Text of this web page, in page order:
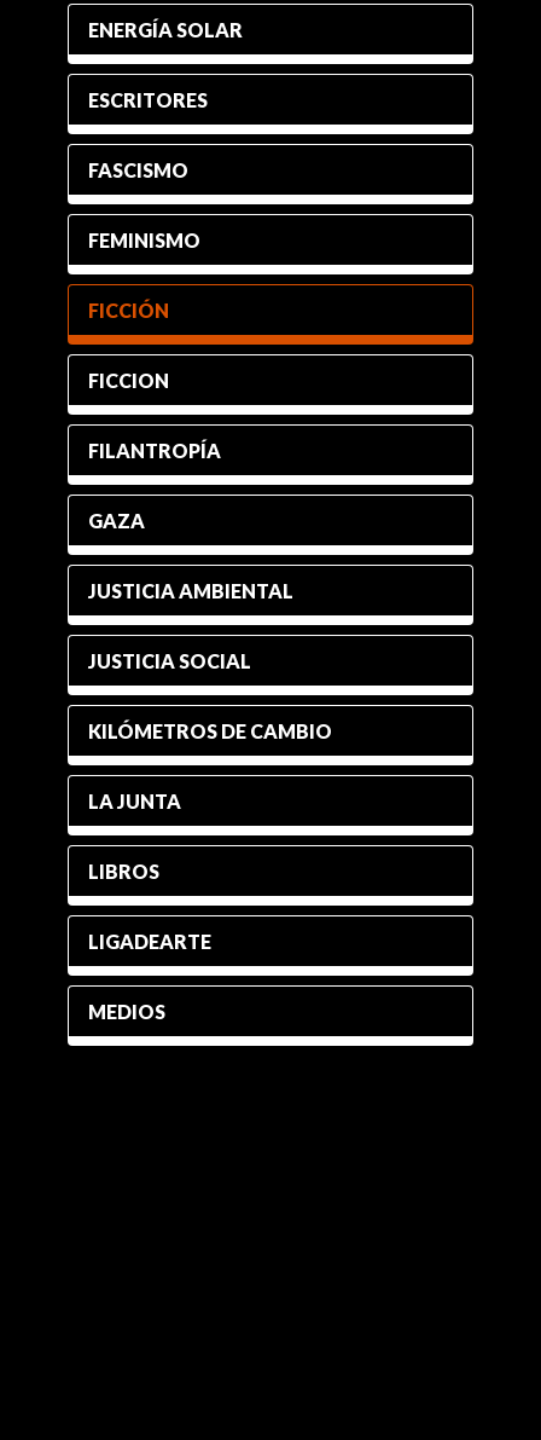
ENERGÍA SOLAR
ESCRITORES
FASCISMO
FEMINISMO
FICCIÓN
FICCION
FILANTROPÍA
GAZA
JUSTICIA AMBIENTAL
JUSTICIA SOCIAL
KILÓMETROS DE CAMBIO
LA JUNTA
LIBROS
LIGADEARTE
MEDIOS